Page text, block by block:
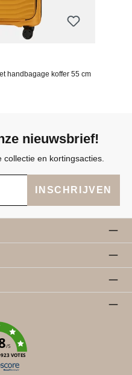
handbagage koffer 55 cm
nieuwsbrief!
en kortingsacties.
INSCHRIJVEN
/5
VOTES